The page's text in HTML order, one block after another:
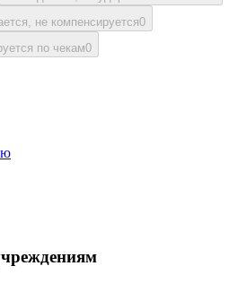
не компенсируется0
по чекам0